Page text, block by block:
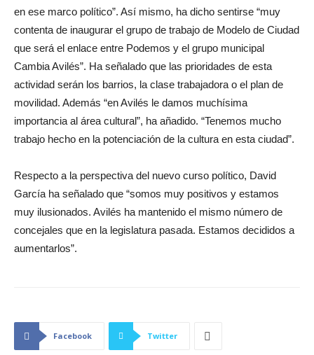
en ese marco político”. Así mismo, ha dicho sentirse “muy
contenta de inaugurar el grupo de trabajo de Modelo de Ciudad
que será el enlace entre Podemos y el grupo municipal
Cambia Avilés”. Ha señalado que las prioridades de esta
actividad serán los barrios, la clase trabajadora o el plan de
movilidad. Además “en Avilés le damos muchísima
importancia al área cultural”, ha añadido. “Tenemos mucho
trabajo hecho en la potenciación de la cultura en esta ciudad”.
Respecto a la perspectiva del nuevo curso político, David
García ha señalado que “somos muy positivos y estamos
muy ilusionados. Avilés ha mantenido el mismo número de
concejales que en la legislatura pasada. Estamos decididos a
aumentarlos”.
Facebook Twitter